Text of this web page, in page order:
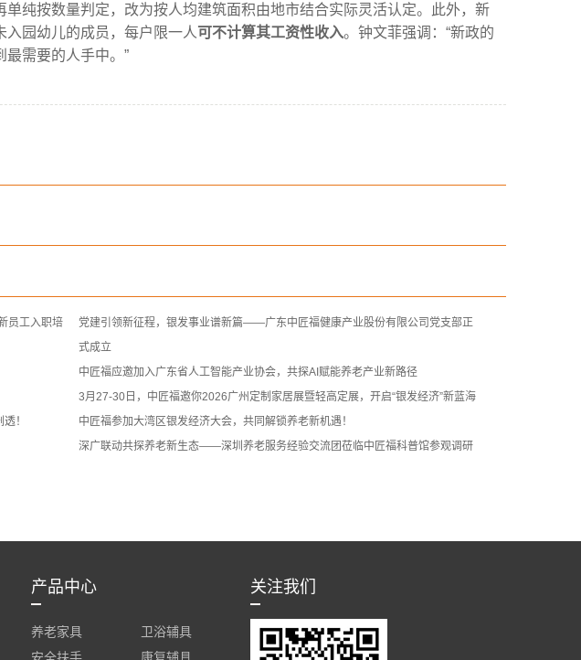
纯按数量判定，改为按人均建筑面积由地市结合实际灵活认定。此外，新
园幼儿的成员，每户限一人可不计算其工资性收入。钟文菲强调：“新政的
需要的人手中。”
员工入职培
党建引领新征程，银发事业谱新篇——广东中匠福健康产业股份有限公司党支部正
式成立
中匠福应邀加入广东省人工智能产业协会，共探AI赋能养老产业新路径
3月27-30日，中匠福邀你2026广州定制家居展暨轻高定展，开启“银发经济”新蓝海
！
中匠福参加大湾区银发经济大会，共同解锁养老新机遇！
深广联动共探养老新生态——深圳养老服务经验交流团莅临中匠福科普馆参观调研
产品中心
养老家具
卫浴辅具
关注我们